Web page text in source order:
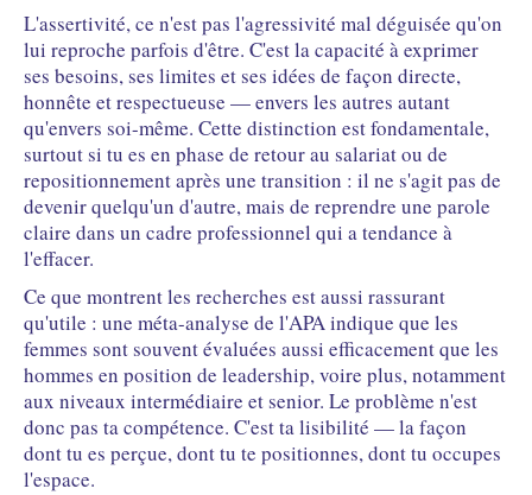
L'assertivité, ce n'est pas l'agressivité mal déguisée qu'on
lui reproche parfois d'être. C'est la capacité à exprimer
ses besoins, ses limites et ses idées de façon directe,
honnête et respectueuse — envers les autres autant
qu'envers soi-même. Cette distinction est fondamentale,
surtout si tu es en phase de retour au salariat ou de
repositionnement après une transition : il ne s'agit pas de
devenir quelqu'un d'autre, mais de reprendre une parole
claire dans un cadre professionnel qui a tendance à
l'effacer.
Ce que montrent les recherches est aussi rassurant
qu'utile : une méta-analyse de l'APA indique que les
femmes sont souvent évaluées aussi efficacement que les
hommes en position de leadership, voire plus, notamment
aux niveaux intermédiaire et senior. Le problème n'est
donc pas ta compétence. C'est ta lisibilité — la façon
dont tu es perçue, dont tu te positionnes, dont tu occupes
l'espace.